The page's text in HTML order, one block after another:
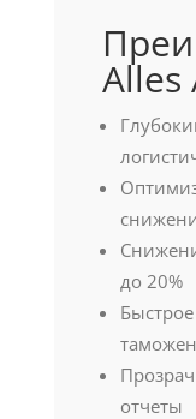
Alles
до 20%
отчеты